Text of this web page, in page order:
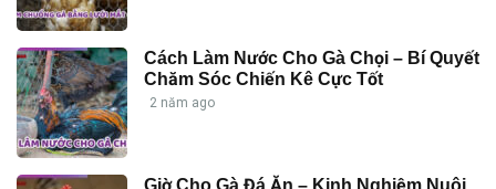
Cách Làm Nước Cho Gà Chọi – Bí Quyết
Chăm Sóc Chiến Kê Cực Tốt
2 năm ago